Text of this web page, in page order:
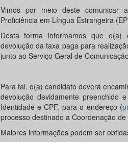
Vimos por meio deste comunicar
Proficiência em Língua Estrangeira
Desta forma informamos que o(a)
devolução da taxa paga para
junto ao Serviço Geral de
Para tal, o(a) candidato deverá
devolução devidamente preenchido
Identidade e CPF, para o endereço (
processo destinado a Coordenação
Maiores informações podem ser